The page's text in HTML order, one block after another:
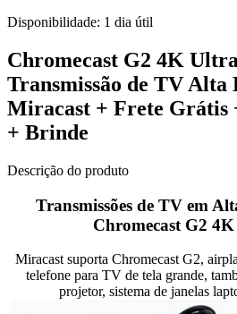
Disponibilidade: 1 dia útil
Chromecast G2 4K
Transmissão de TV Alta
Miracast + Frete Grátis
+ Brinde
Descrição do produto
Transmissões de TV em
Chromecast G2
Miracast suporta Chromecast G2,
telefone para TV de tela grande,
projetor, sistema de janelas